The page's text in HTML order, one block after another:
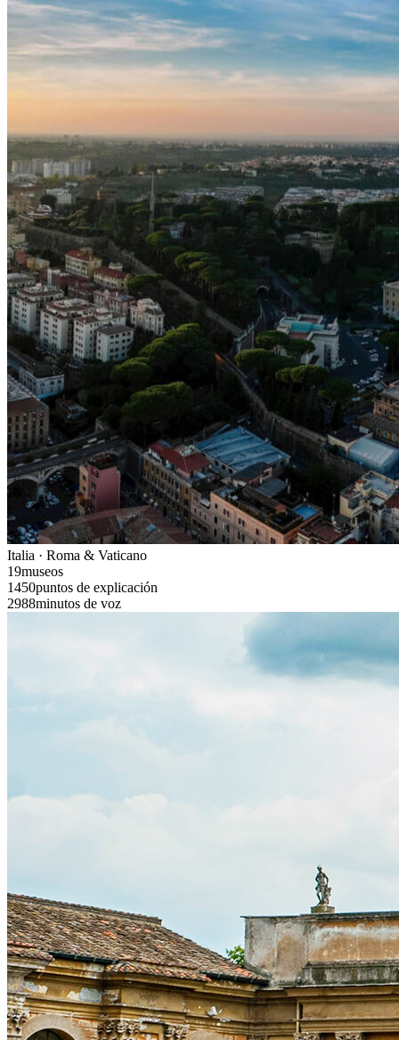
Italia · Roma & Vaticano
19museos
1450puntos de explicación
2988minutos de voz